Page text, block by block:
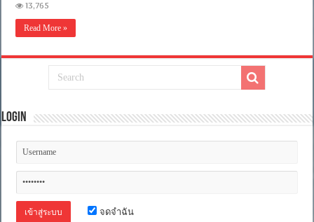
(2018)
ร์
ไทย
[ONE2UP]
13,765
Read More »
Login
จดจำฉัน